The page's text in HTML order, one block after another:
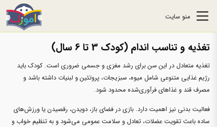
منو سایت
تغذیه و تناسب اندام (کودک 3 تا 6 سال)
تغذیه متعادل در این سن برای رشد مغزی و جسمی ضروری است. کودک باید
رژیم غذایی متنوعی شامل میوه، سبزیجات، پروتئین و لبنیات داشته باشد و
مصرف قند و غذاهای فرآوری‌شده محدود شود.
فعالیت بدنی نیز اهمیت دارد. بازی در فضای باز، دویدن، رقصیدن یا ورزش‌های
ساده باعث تقویت عضلات، تعادل و سلامت عمومی می‌شود و به تنظیم خواب و